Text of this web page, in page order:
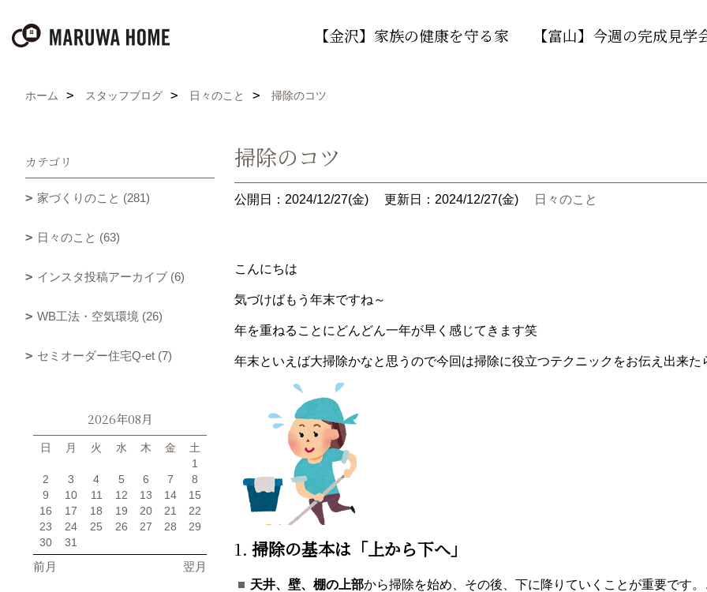
【金沢】家族の健康を守る家 【富山】今週の完成見学
ホーム スタッフブログ 日々のこと 掃除のコツ
掃除のコツ
公開日：2024/12/27(金) 更新日：2024/12/27(金) 日々のこと
こんにちは
気づけばもう年末ですね～
年を重ねることにどんどん一年が早く感じてきます笑
年末といえば大掃除かなと思うので今回は掃除に役立つテクニックをお伝え出来た
1. 掃除の基本は「上から下へ」
天井、壁、棚の上部から掃除を始め、その後、下に降りていくことが重要です
カテゴリ
家づくりのこと (281)
日々のこと (63)
インスタ投稿アーカイブ (6)
WB工法・空気環境 (26)
セミオーダー住宅Q-et (7)
2026年08月
日 月 火 水 木 金
土
1
2
3 4 5 6 7
8
9
10 11 12 13 14
15
16
17 18 19 20 21
22
23
24 25 26 27 28
29
30
31
前月 翌月